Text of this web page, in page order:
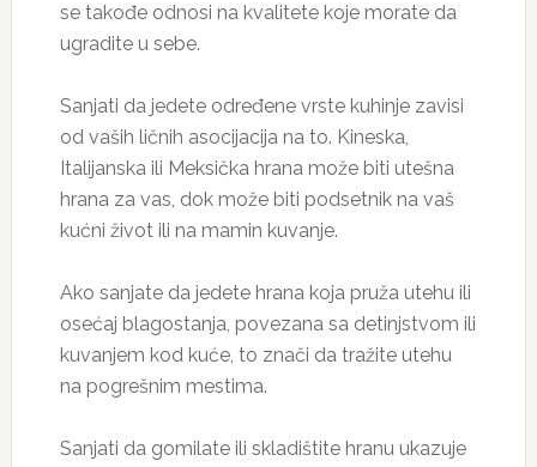
se takođe odnosi na kvalitete koje morate da
ugradite u sebe.
Sanjati da jedete određene vrste kuhinje zavisi
od vaših ličnih asocijacija na to. Kineska,
Italijanska ili Meksička hrana može biti utešna
hrana za vas, dok može biti podsetnik na vaš
kućni život ili na mamin kuvanje.
Ako sanjate da jedete hrana koja pruža utehu ili
osećaj blagostanja, povezana sa detinjstvom ili
kuvanjem kod kuće, to znači da tražite utehu
na pogrešnim mestima.
Sanjati da gomilate ili skladištite hranu ukazuje